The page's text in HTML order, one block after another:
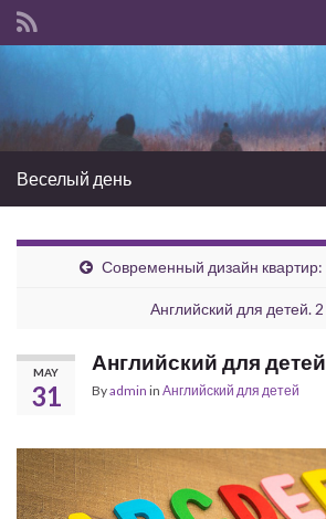
Веселый день
Современный дизайн
Английский для детей. 2
MAY
31
Английский для
Byadmin in Английский для детей